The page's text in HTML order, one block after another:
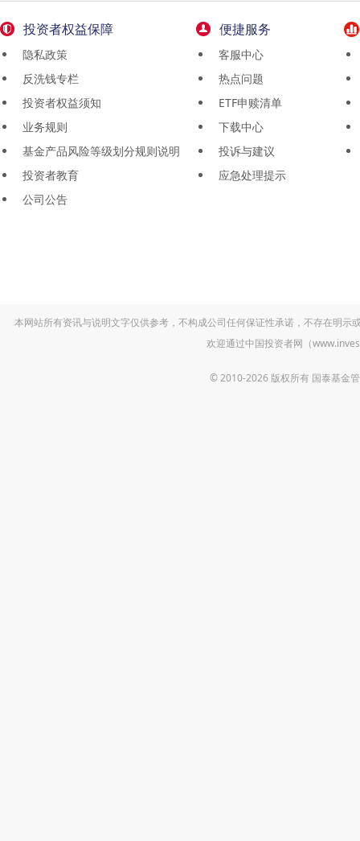
投资者权益保障
隐私政策
反洗钱专栏
投资者权益须知
业务规则
基金产品风险等级划分规则说明
投资者教育
公司公告
便捷服务
客服中心
热点问题
ETF申赎清单
下载中心
投诉与建议
应急处理提示
本网站所有资讯与说明文字仅供参考，不构成公司任何保证性承诺，不存在明
欢迎通过中国投资者网（
© 2010-2026 版权所有 国泰基金